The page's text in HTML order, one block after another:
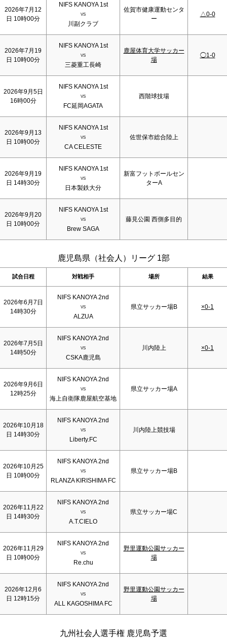
2026年7月12
日 10時00分
NIFS KANOYA 1st
VS
川副クラブ
佐賀市健康運動センタ
ー
△0-0
2026年7月19
日 10時00分
NIFS KANOYA 1st
VS
三菱重工長崎
鹿屋体育大学サッカー
場
◯1-0
2026年9月5日
16時00分
NIFS KANOYA 1st
VS
FC延岡AGATA
西階球技場
2026年9月13
日 10時00分
NIFS KANOYA 1st
VS
CA CELESTE
佐世保市総合陸上
2026年9月19
日 14時30分
NIFS KANOYA 1st
VS
日本製鉄大分
新富フットボールセン
ターA
2026年9月20
日 10時00分
NIFS KANOYA 1st
VS
Brew SAGA
藤見公園 西側多目的
鹿児島県（社会人）リーグ 1部
試合日程 対戦相手 場所 結果
2026年6月7日
14時30分
NIFS KANOYA 2nd
VS
ALZUA
県立サッカー場B ×0-1
2026年7月5日
14時50分
NIFS KANOYA 2nd
VS
CSKA鹿児島
川内陸上 ×0-1
2026年9月6日
12時25分
NIFS KANOYA 2nd
VS
海上自衛隊鹿屋航空基地
県立サッカー場A
2026年10月18
日 14時30分
NIFS KANOYA 2nd
VS
Liberty.FC
川内陸上競技場
2026年10月25
日 10時00分
NIFS KANOYA 2nd
VS
RLANZA KIRISHIMA FC
県立サッカー場B
2026年11月22
日 14時30分
NIFS KANOYA 2nd
VS
A.T.CIELO
県立サッカー場C
2026年11月29
日 10時00分
NIFS KANOYA 2nd
VS
Re.chu
野里運動公園サッカー
場
2026年12月6
日 12時15分
NIFS KANOYA 2nd
VS
ALL KAGOSHIMA FC
野里運動公園サッカー
場
九州社会人選手権 鹿児島予選